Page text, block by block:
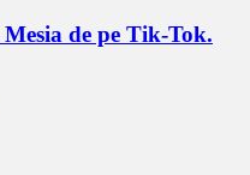
de pe Tik-Tok.